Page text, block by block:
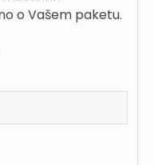
o Vašem paketu.